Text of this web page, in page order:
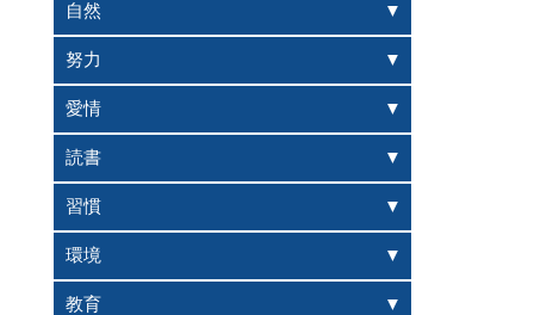
自然
努力
愛情
読書
習慣
環境
教育